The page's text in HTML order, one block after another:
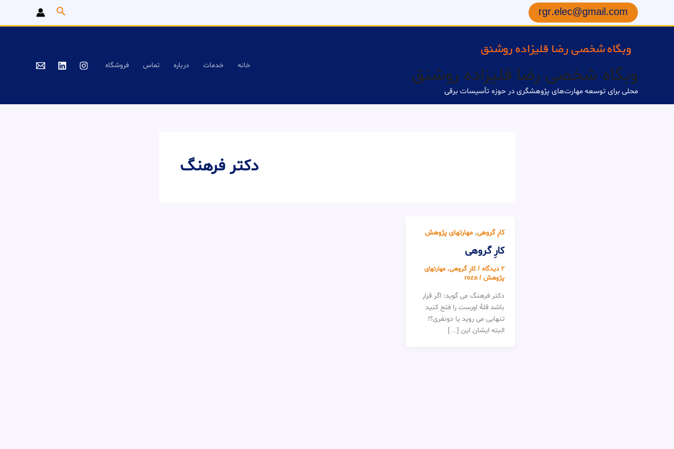
محتوا
rgr.elec@gmail.com جستجو
وبگاه شخصی رضا قلیزاده روشنق
محلی برای توسعه مهارت‌های پژوهشگری در حوزه تأسیسات برقی
خانه خدمات درباره تماس فروشگاه
دکتر فرهنگ
کارِ گروهی, مهارتهای پژوهش
کارِ گروهی
2 دیدگاه / کارِ گروهی,مهارتهای
پژوهش /
reza
دکتر فرهنگ می گوید: اگر قرار
باشد قلهٔ اورست را فتح کنید
تنهایی می روید یا دونفری؟!
البته ایشان این […]